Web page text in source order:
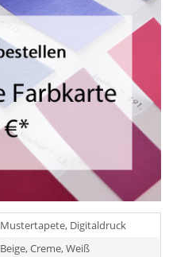
Mustertapete, Digitaldruck
Beige, Creme, Weiß